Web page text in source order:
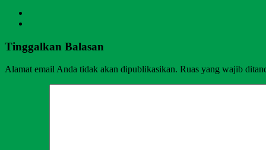
Tinggalkan Balasan
Alamat email Anda tidak akan dipublikasikan. Ruas yang wajib